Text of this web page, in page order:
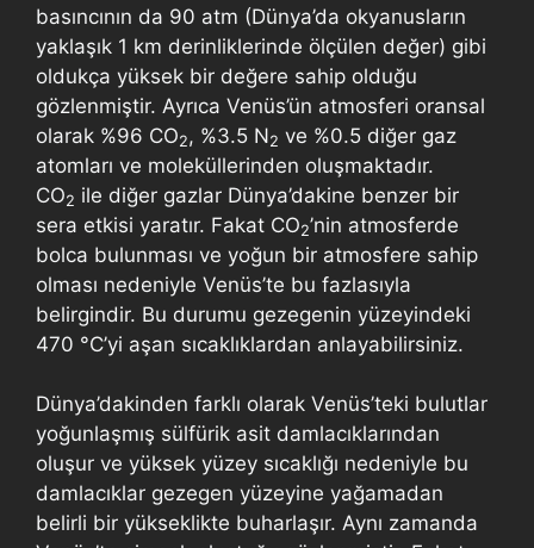
basıncının da 90 atm (Dünya’da okyanusların
yaklaşık 1 km derinliklerinde ölçülen değer) gibi
oldukça yüksek bir değere sahip olduğu
gözlenmiştir. Ayrıca Venüs’ün atmosferi oransal
olarak %96 CO2 , %3.5 N2 ve %0.5 diğer gaz
atomları ve moleküllerinden oluşmaktadır.
CO2 ile diğer gazlar Dünya’dakine benzer bir
sera etkisi yaratır. Fakat CO2’nin atmosferde
bolca bulunması ve yoğun bir atmosfere sahip
olması nedeniyle Venüs’te bu fazlasıyla
belirgindir. Bu durumu gezegenin yüzeyindeki
470 °C’yi aşan sıcaklıklardan anlayabilirsiniz.
Dünya’dakinden farklı olarak Venüs’teki bulutlar
yoğunlaşmış sülfürik asit damlacıklarından
oluşur ve yüksek yüzey sıcaklığı nedeniyle bu
damlacıklar gezegen yüzeyine yağamadan
belirli bir yükseklikte buharlaşır. Aynı zamanda